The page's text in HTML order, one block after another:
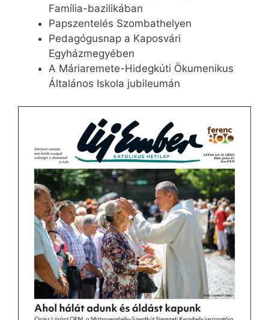
Família-bazilikában
Papszentelés Szombathelyen
Pedagógusnap a Kaposvári
Egyházmegyében
A Máriaremete-Hidegkúti Ökumenikus
Általános Iskola jubileumán